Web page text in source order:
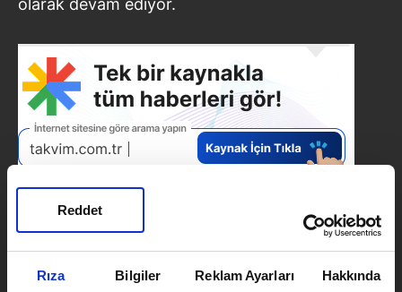
Rıza Bilgiler Reklam Ayarları Hakkında
Reddet
SONRAKİ HABER